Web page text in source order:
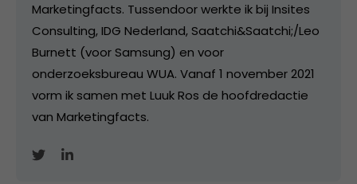
Marketingfacts. Tussendoor werkte ik bij Insites
Consulting, IDG Nederland, Saatchi&Saatchi;/Leo
Burnett (voor Samsung) en voor
onderzoeksbureau WUA. Vanaf 1 november 2021
vorm ik samen met Luuk Ros de hoofdredactie
van Marketingfacts.